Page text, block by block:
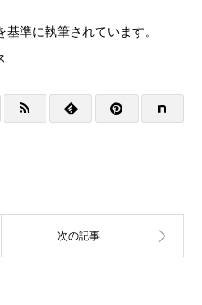
準に執筆されています。